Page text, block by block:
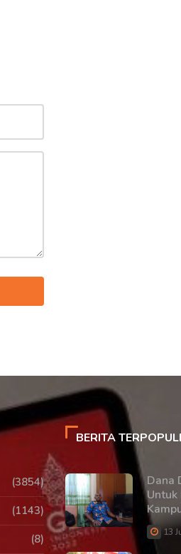
(3854)
(1143)
(8)
BERITA
Dana
Untuk
13